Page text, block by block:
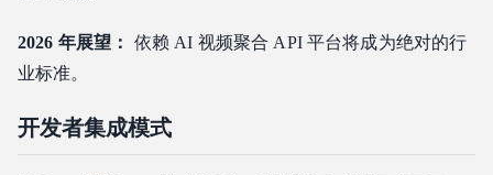
2026 年展望：
依赖 AI 视频聚合 API 平台将成为绝对的行
业标准。
开发者集成模式